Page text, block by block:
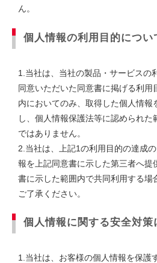
ん。
個人情報の利用目的につい
1.当社は、当社の製品・サービスの
同意いただいた同意書に掲げる利用
内においてのみ、取得した個人情報
し、個人情報保護法等に認められた
ではありません。
2.当社は、上記1の利用目的の達成
報を上記同意書に示した第三者へ提
書に示した範囲内で共同利用する場
ご了承ください。
個人情報に関する安全対策
1.当社は、お客様の個人情報を保護